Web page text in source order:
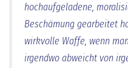
hochaufgeladene,
Beschämung gearbeitet
wirkvolle Waffe, wenn
irgendwo abweicht von